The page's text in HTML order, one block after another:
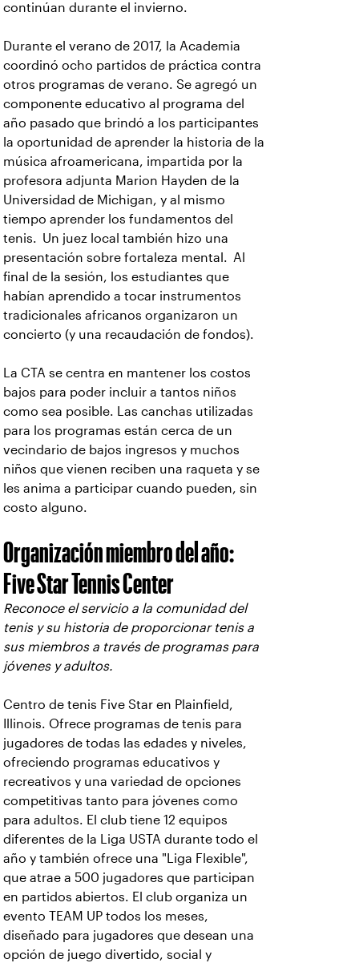
continúan durante el invierno.
Durante el verano de 2017, la Academia
coordinó ocho partidos de práctica contra
otros programas de verano. Se agregó un
componente educativo al programa del
año pasado que brindó a los participantes
la oportunidad de aprender la historia de la
música afroamericana, impartida por la
profesora adjunta Marion Hayden de la
Universidad de Michigan, y al mismo
tiempo aprender los fundamentos del
tenis. Un juez local también hizo una
presentación sobre fortaleza mental. Al
final de la sesión, los estudiantes que
habían aprendido a tocar instrumentos
tradicionales africanos organizaron un
concierto (y una recaudación de fondos).
La CTA se centra en mantener los costos
bajos para poder incluir a tantos niños
como sea posible. Las canchas utilizadas
para los programas están cerca de un
vecindario de bajos ingresos y muchos
niños que vienen reciben una raqueta y se
les anima a participar cuando pueden, sin
costo alguno.
Organización miembro del año:
Five Star Tennis Center
Reconoce el servicio a la comunidad del
tenis y su historia de proporcionar tenis a
sus miembros a través de programas para
jóvenes y adultos.
Centro de tenis Five Star en Plainfield,
Illinois. Ofrece programas de tenis para
jugadores de todas las edades y niveles,
ofreciendo programas educativos y
recreativos y una variedad de opciones
competitivas tanto para jóvenes como
para adultos. El club tiene 12 equipos
diferentes de la Liga USTA durante todo el
año y también ofrece una "Liga Flexible",
que atrae a 500 jugadores que participan
en partidos abiertos. El club organiza un
evento TEAM UP todos los meses,
diseñado para jugadores que desean una
opción de juego divertido, social y